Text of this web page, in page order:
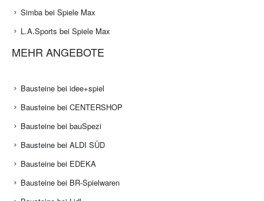
Simba bei Spiele Max
L.A.Sports bei Spiele Max
MEHR ANGEBOTE
Bausteine bei idee+spiel
Bausteine bei CENTERSHOP
Bausteine bei bauSpezi
Bausteine bei ALDI SÜD
Bausteine bei EDEKA
Bausteine bei BR-Spielwaren